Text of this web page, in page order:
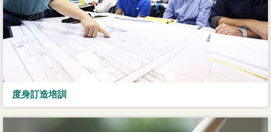
度身訂造培訓